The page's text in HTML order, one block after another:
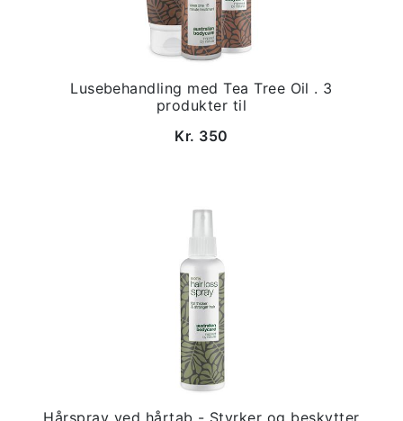
Lusebehandling med Tea Tree Oil . 3
produkter til
Kr. 350